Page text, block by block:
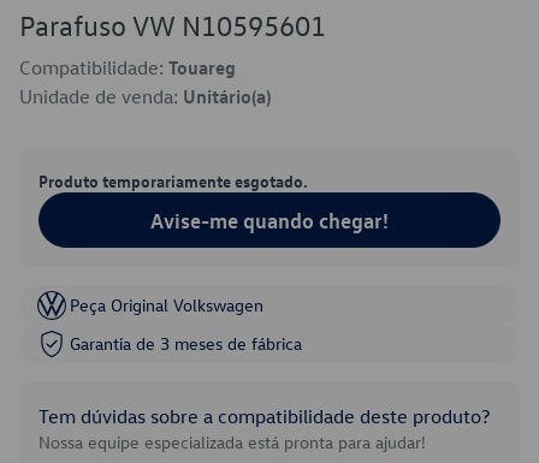
Parafuso VW N10595601
Compatibilidade: Touareg
Unidade de venda: Unitário(a)
Produto temporariamente esgotado.
Avise-me quando chegar!
Peça Original Volkswagen
Garantia de 3 meses de fábrica
Tem dúvidas sobre a compatibilidade deste produto?
Nossa equipe especializada está pronta para ajudar!